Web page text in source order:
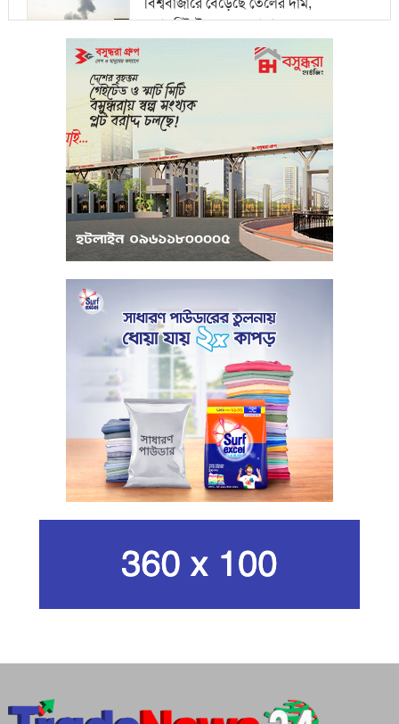
ওয়ালস্ট্রিটে পতনের আভাস
মধ্যপ্রাচ্যে সংকটের কারণে কার্গো পরিবহনে
বিঘ্ন ঘটছে
পরিবেশবান্ধব উদ্যোক্তারা ইউসিবি থেকে
পাবেন ২৫ লাখ টাকা ঋণ
পুঁজিবাজারে অনিয়মের তথ্য প্রদানকারীর
সুরক্ষায় বিধিমালা প্রণয়ন
খামেনি হত্যার প্রতিশোধ নেওয়ার ঘোষণা
ইরানের রেভোল্যুশনারি গার্ডের
কার্বন কারখানার ধোঁয়ায় ক্ষতির মুখে কৃষি ও
পরিবেশ
ইরানের সর্বোচ্চ ধর্মীয় নেতা খামেনি নিহত
গান দিয়ে তারুণ্যে আধুনিকতা আনতে